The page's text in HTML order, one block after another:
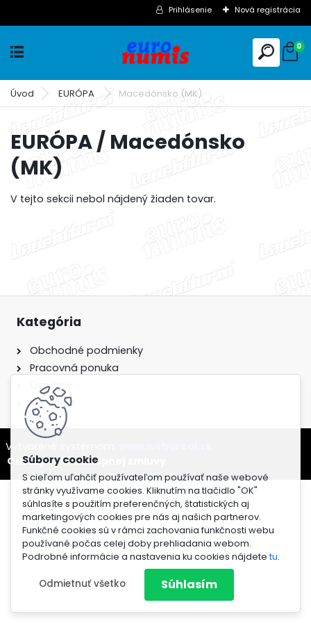
S cieľom uľahčiť používateľom používať naše webové
stránky využívame cookies. Kliknutím na tlačidlo "OK"
súhlasíte s použitím preferenčných, štatistických aj
marketingových cookies pre nás aj našich partnerov.
Funkčné cookies sú v rámci zachovania funkčnosti webu
používané počas celej doby prehliadania webom.
Podrobné informácie a nastavenia ku cookies nájdete tu.
Odmietnuť všetko Súhlasím
Prihlásenie Nová registrácia
0
Úvod EURÓPA Macedónsko (MK)
EURÓPA / Macedónsko
(MK)
V tejto sekcii nebol nájdený žiaden tovar.
Kategória
Obchodné podmienky
Pracovná ponuka
Oznamy
Kontakty
Vytvorené systémom
Odstúpenie od kúpnej zmluvy